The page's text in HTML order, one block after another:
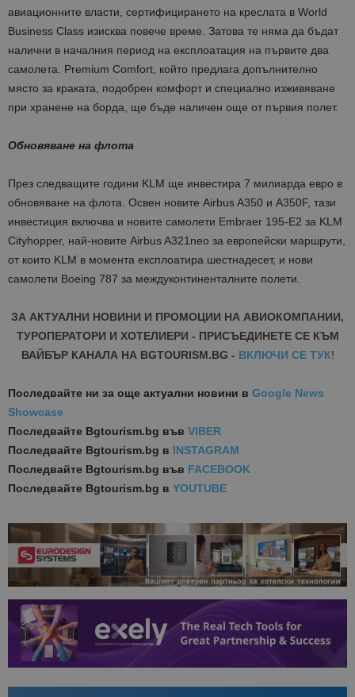
авиационните власти, сертифицирането на креслата в World
Business Class изисква повече време. Затова те няма да бъдат
налични в началния период на експлоатация на първите два
самолета. Premium Comfort, който предлага допълнително
място за краката, подобрен комфорт и специално изживяване
при хранене на борда, ще бъде наличен още от първия полет.
Обновяване на флота
През следващите години KLM ще инвестира 7 милиарда евро в
обновяване на флота. Освен новите Airbus A350 и A350F, тази
инвестиция включва и новите самолети Embraer 195-E2 за KLM
Cityhopper, най-новите Airbus A321neo за европейски маршрути,
от които KLM в момента експлоатира шестнадесет, и нови
самолети Boeing 787 за междуконтиненталните полети.
ЗА АКТУАЛНИ НОВИНИ И ПРОМОЦИИ НА АВИОКОМПАНИИ,
ТУРОПЕРАТОРИ И ХОТЕЛИЕРИ - ПРИСЪЕДИНЕТЕ СЕ КЪМ
ВАЙБЪР КАНАЛА НА BGTOURISM.BG - ВКЛЮЧИ СЕ ТУК!
Последвайте ни за още актуални новини в Google News
Showcase
Последвайте Bgtourism.bg във VIBER
Последвайте Bgtourism.bg в INSTAGRAM
Последвайте Bgtourism.bg във FACEBOOK
Последвайте Bgtourism.bg в YOUTUBE